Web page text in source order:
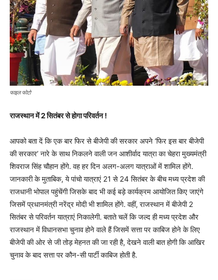
फाइल फोटो
राजस्थान में 2 सितंबर से होगा परिवर्तन !
आपको बता दें कि एक बार फिर से बीजेपी की सरकार अपने ‘फिर इस बार बीजेपी
की सरकार’ नारे के साथ निकलने वाली जन आशीर्वाद यात्रा का चेहरा मुख्यमंत्री
शिवराज सिंह चौहान होंगे. वह हर दिन अलग-अलग यात्राओं में शामिल होंगे.
जानकारी के मुताबिक, ये पांचो यात्राएं 21 से 24 सितंबर के बीच मध्य प्रदेश की
राजधानी भोपाल पहुंचेंगी जिसके बाद भी कई बड़े कार्यक्रम आयोजित किए जाएंगे
जिसमें प्रधानमंत्री नरेंद्र मोदी भी शामिल होंगे. वहीं, राजस्थान में बीजेपी 2
सितंबर से परिवर्तन यात्राएं निकालेगी. बताते चलें कि जल्द ही मध्य प्रदेश और
राजस्थान में विधानसभा चुनाव होने वाले हैं जिसमें सत्ता पर काबिज होने के लिए
बीजेपी की ओर से जी तोड़ मेहनत की जा रही है, देखने वाली बात होगी कि आखिर
चुनाव के बाद सत्ता पर कौन-सी पार्टी काबिज होती है.